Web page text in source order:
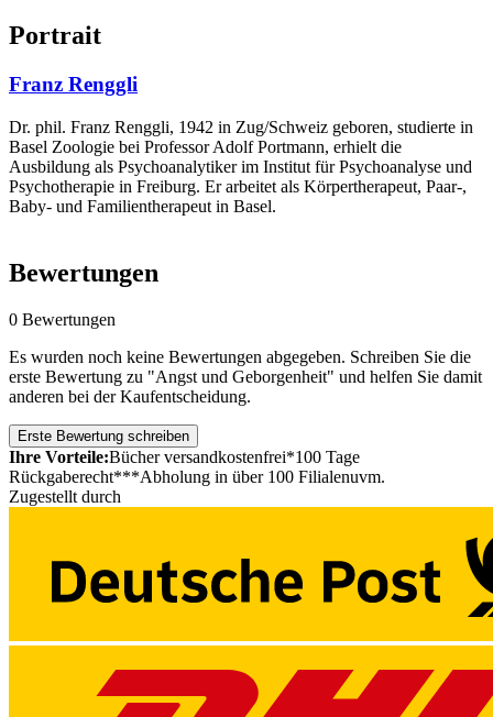
Portrait
Franz Renggli
Dr. phil. Franz Renggli, 1942 in Zug/Schweiz geboren, studierte in
Basel Zoologie bei Professor Adolf Portmann, erhielt die
Ausbildung als Psychoanalytiker im Institut für Psychoanalyse und
Psychotherapie in Freiburg. Er arbeitet als Körpertherapeut, Paar-,
Baby- und Familientherapeut in Basel.
Bewertungen
0 Bewertungen
Es wurden noch keine Bewertungen abgegeben. Schreiben Sie die
erste Bewertung zu "Angst und Geborgenheit" und helfen Sie damit
anderen bei der Kaufentscheidung.
Erste Bewertung schreiben
Ihre Vorteile:Bücher versandkostenfrei*100 Tage
Rückgaberecht***Abholung in über 100 Filialenuvm.
Zugestellt durch